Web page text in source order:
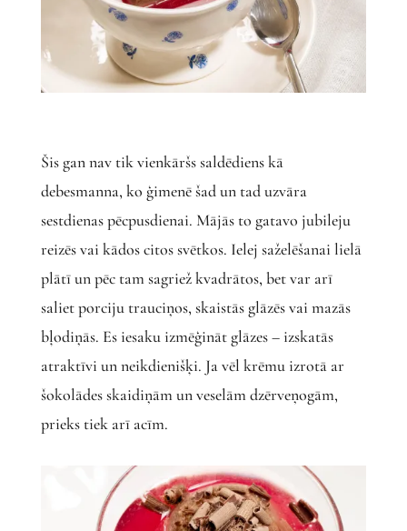
Šis gan nav tik vienkāršs saldēdiens kā
debesmanna, ko ģimenē šad un tad uzvāra
sestdienas pēcpusdienai. Mājās to gatavo jubileju
reizēs vai kādos citos svētkos. Ielej saželēšanai lielā
plātī un pēc tam sagriež kvadrātos, bet var arī
saliet porciju trauciņos, skaistās glāzēs vai mazās
bļodiņās. Es iesaku izmēģināt glāzes – izskatās
atraktīvi un neikdienišķi. Ja vēl krēmu izrotā ar
šokolādes skaidiņām un veselām dzērveņogām,
prieks tiek arī acīm.